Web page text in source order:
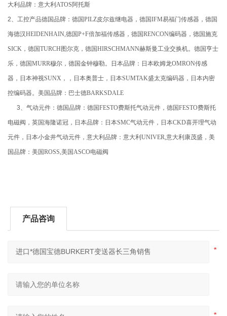
大利品牌：意大利ATOS阿托斯
2、工控产品德国品牌：德国PILZ皮尔兹继电器，德国IFM易福门传感器，德国
海德汉HEIDENHAIN,德国P+F倍加福传感器，德国RENCON编码器，德国施克
SICK ，德国TURCH图尔克，德国HIRSCHMANN赫斯曼工业交换机。德国亨士
乐，德国MURR穆尔，德国金钟穆勒。日本品牌：日本欧姆龙OMRON传感
器，日本神视SUNX ，，日本奥普士，日本SUMTAK盛太克编码器，日本内密
控编码器。美国品牌：巴士德BARKSDALE
3、气动元件：德国品牌：德国FESTO费斯托气动元件，德国FESTO费斯托
电磁阀，英国海隆诺冠，日本品牌：日本SMC气动元件，日本CKD喜开理气动
元件，日本小金井气动元件，意大利品牌：意大利UNIVER,意大利康茂盛，美
国品牌：美国ROSS,美国ASCO电磁阀
产品咨询